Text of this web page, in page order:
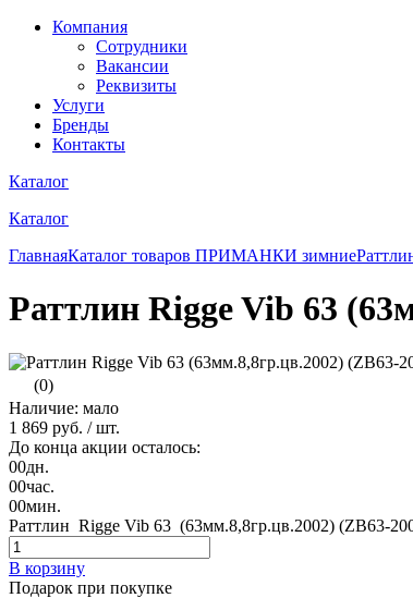
Компания
Сотрудники
Вакансии
Реквизиты
Услуги
Бренды
Контакты
Каталог
Каталог
ГлавнаяКаталог товаров ПРИМАНКИ зимние
Раттлин Rigge Vib 63
(0)
Наличие: мало
1 869 руб. / шт.
До конца акции осталось:
00дн.
00час.
00мин.
Раттлин Rigge Vib 63 (63мм.8,8гр.цв.2002) (ZB63-
В корзину
Подарок при покупке